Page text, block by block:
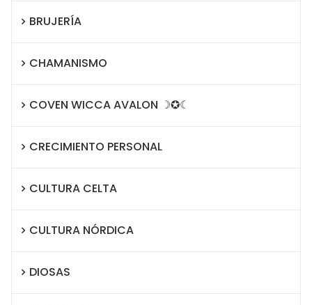
BRUJERÍA
CHAMANISMO
COVEN WICCA AVALON ☽✪☾
CRECIMIENTO PERSONAL
CULTURA CELTA
CULTURA NÓRDICA
DIOSAS